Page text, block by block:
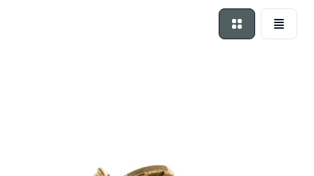
Foto-tabelLijst